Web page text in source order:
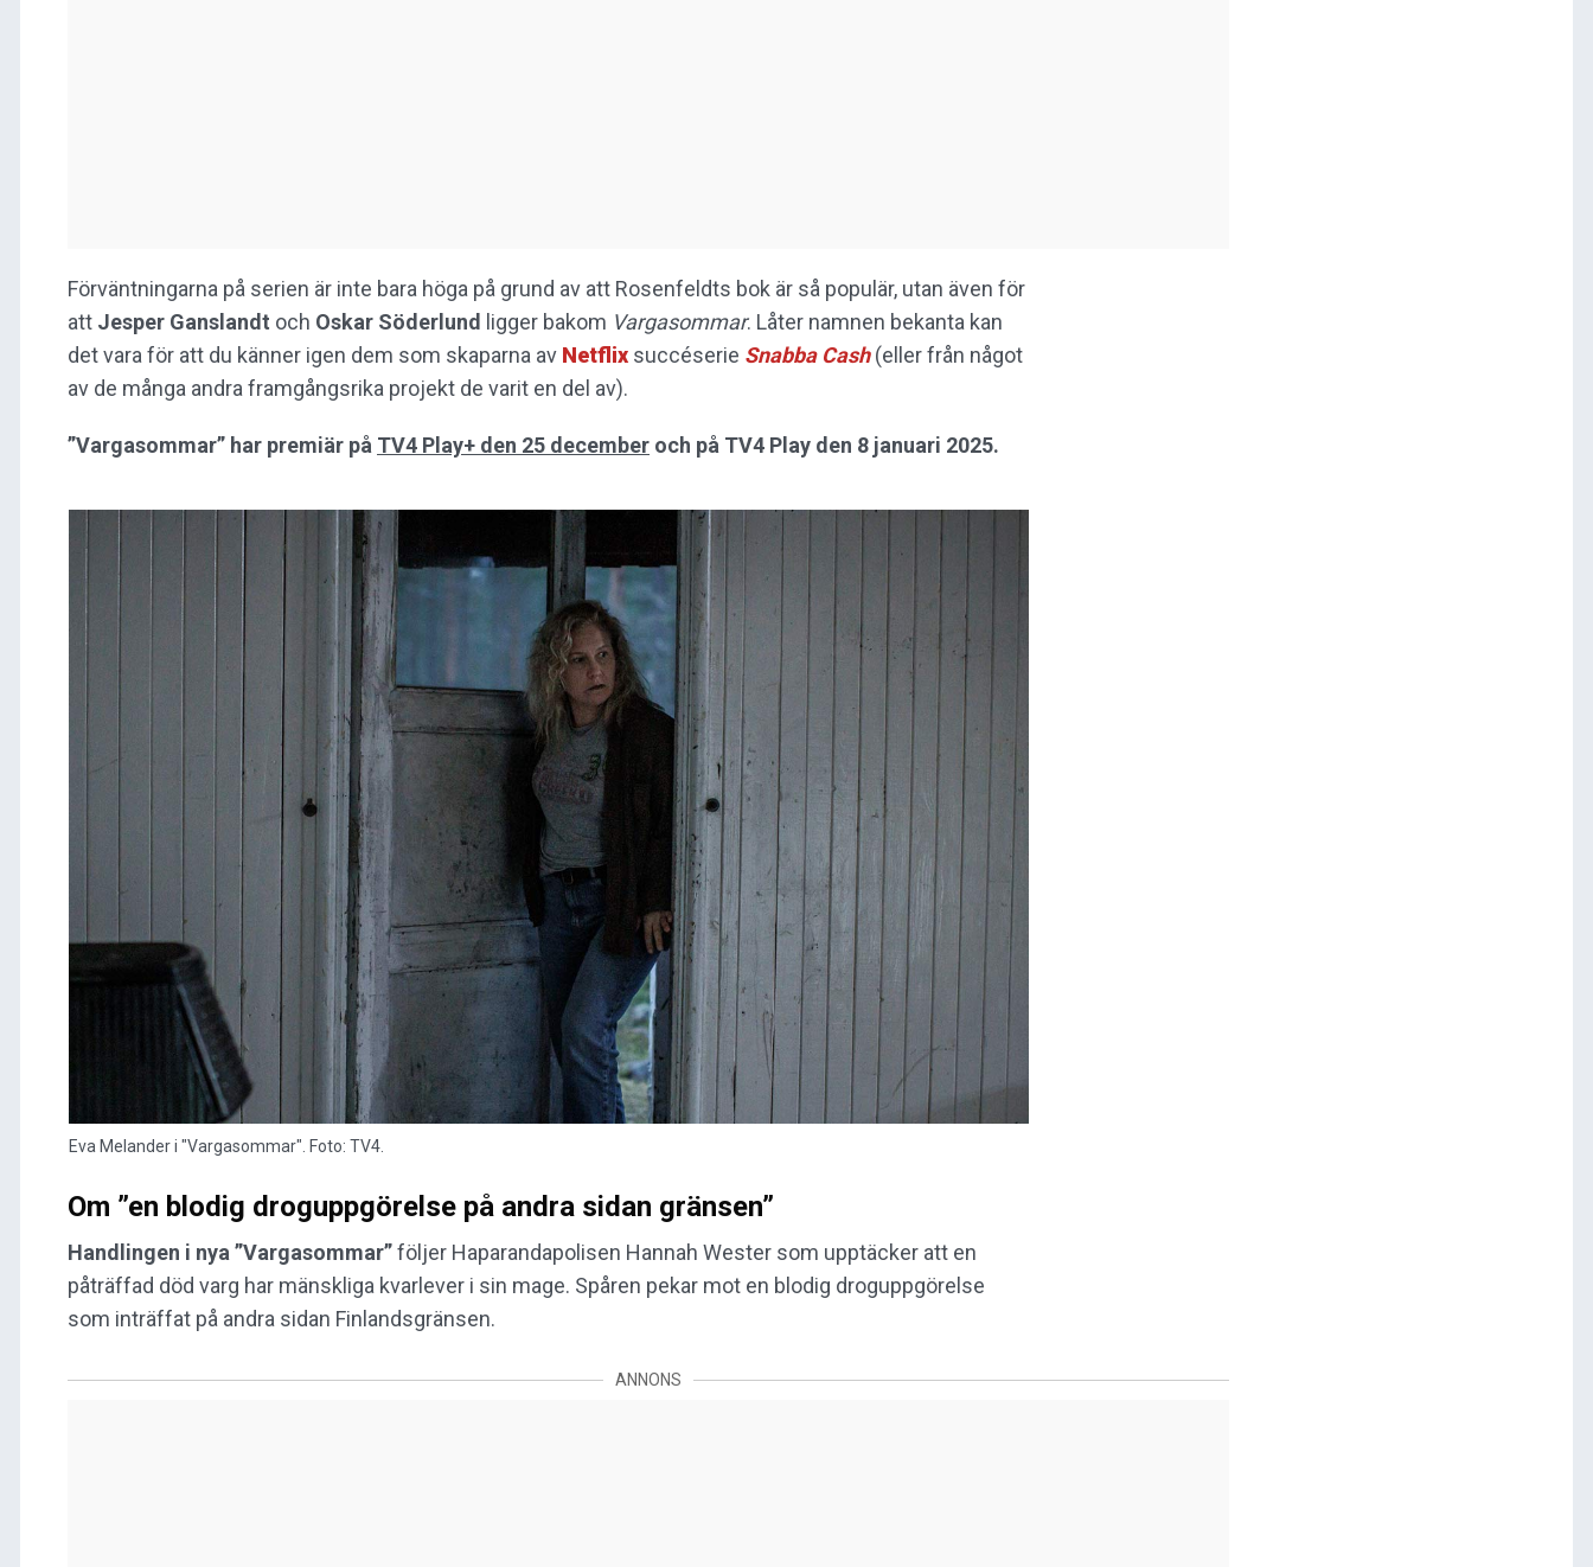
Förväntningarna på serien är inte bara höga på grund av att Rosenfeldts bok är så populär, utan även för
att Jesper Ganslandt och Oskar Söderlund ligger bakom Vargasommar. Låter namnen bekanta kan
det vara för att du känner igen dem som skaparna av Netflix succéserie Snabba Cash(eller från något
av de många andra framgångsrika projekt de varit en del av).
”Vargasommar” har premiär på TV4 Play+ den 25 december och på TV4 Play den 8 januari 2025.
Eva Melander i "Vargasommar". Foto: TV4.
Om ”en blodig droguppgörelse på andra sidan gränsen”
Handlingen i nya ”Vargasommar”följer Haparandapolisen Hannah Wester som upptäcker att en
påträffad död varg har mänskliga kvarlever i sin mage. Spåren pekar mot en blodig droguppgörelse
som inträffat på andra sidan Finlandsgränsen.
ANNONS